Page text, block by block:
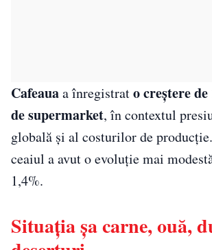
Cafeauaa înregistrato creștere
de supermarket, în contextul
globală și al costurilor de
ceaiul a avut o evoluție mai
1,4%.
Situația șa carne, ouă,